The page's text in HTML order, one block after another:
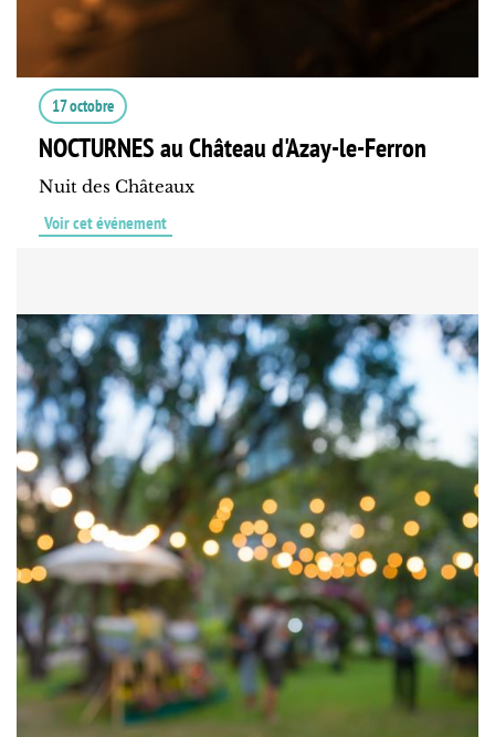
17 octobre
NOCTURNES au Château d'Azay-le-Ferron
Nuit des Châteaux
Voir cet événement